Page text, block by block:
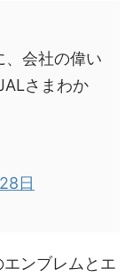
、会社の偉い
さまわか
日
ンブレムとエ